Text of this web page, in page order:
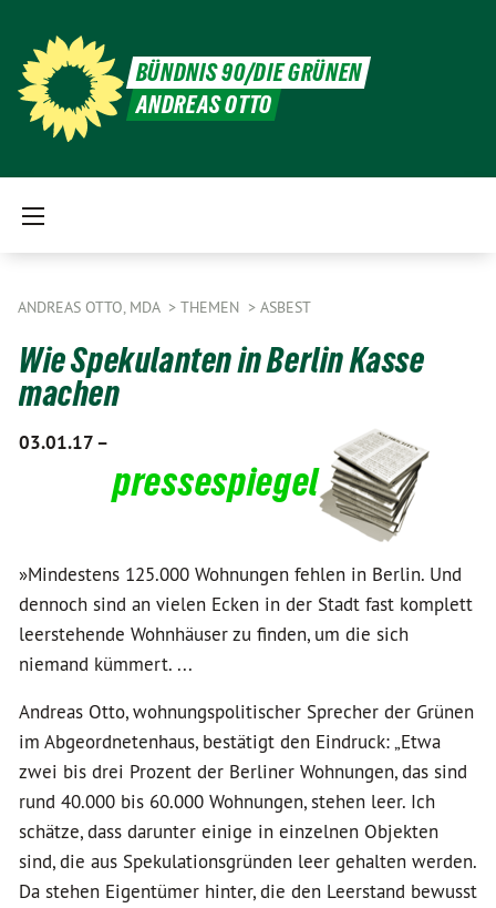
BÜNDNIS 90/DIE GRÜNEN
ANDREAS OTTO
ANDREAS OTTO, MDA THEMEN ASBEST
Wie Spekulanten in Berlin Kasse
machen
03.01.17 –
pressespiegel
»Mindestens 125.000 Wohnungen fehlen in Berlin. Und
dennoch sind an vielen Ecken in der Stadt fast komplett
leerstehende Wohnhäuser zu finden, um die sich
niemand kümmert. ...
Andreas Otto, wohnungspolitischer Sprecher der Grünen
im Abgeordnetenhaus, bestätigt den Eindruck: „Etwa
zwei bis drei Prozent der Berliner Wohnungen, das sind
rund 40.000 bis 60.000 Wohnungen, stehen leer. Ich
schätze, dass darunter einige in einzelnen Objekten
sind, die aus Spekulationsgründen leer gehalten werden.
Da stehen Eigentümer hinter, die den Leerstand bewusst